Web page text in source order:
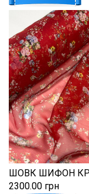
ШОВК ШИФОН
2300.00 грн